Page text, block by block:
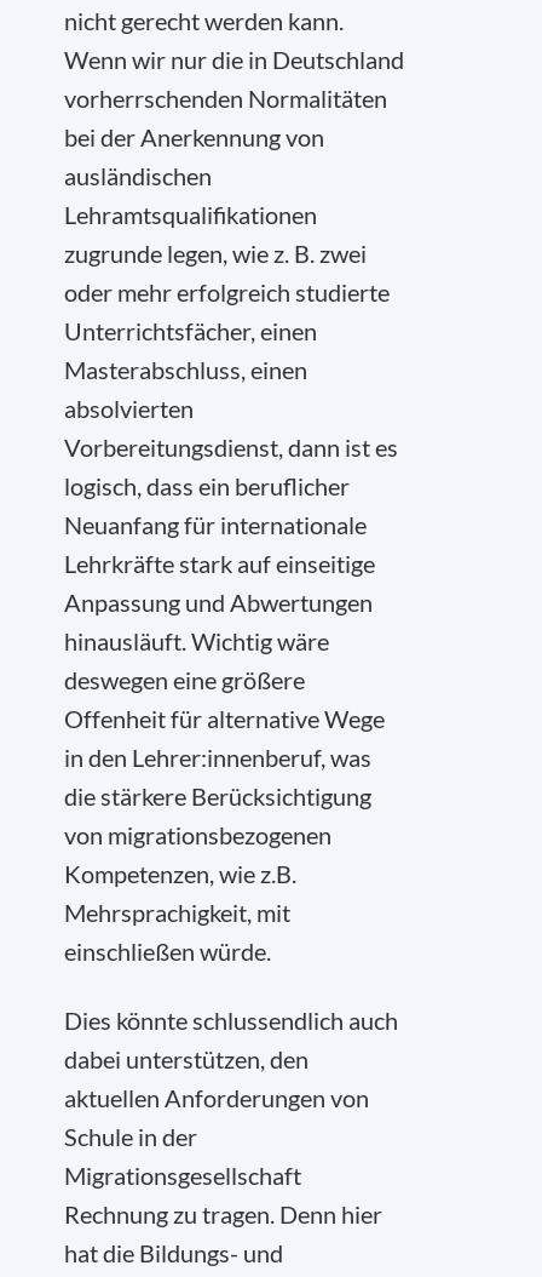
nicht gerecht werden kann.
Wenn wir nur die in Deutschland
vorherrschenden Normalitäten
bei der Anerkennung von
ausländischen
Lehramtsqualifikationen
zugrunde legen, wie z. B. zwei
oder mehr erfolgreich studierte
Unterrichtsfächer, einen
Masterabschluss, einen
absolvierten
Vorbereitungsdienst, dann ist es
logisch, dass ein beruflicher
Neuanfang für internationale
Lehrkräfte stark auf einseitige
Anpassung und Abwertungen
hinausläuft. Wichtig wäre
deswegen eine größere
Offenheit für alternative Wege
in den Lehrer:innenberuf, was
die stärkere Berücksichtigung
von migrationsbezogenen
Kompetenzen, wie z.B.
Mehrsprachigkeit, mit
einschließen würde.
Dies könnte schlussendlich auch
dabei unterstützen, den
aktuellen Anforderungen von
Schule in der
Migrationsgesellschaft
Rechnung zu tragen. Denn hier
hat die Bildungs- und